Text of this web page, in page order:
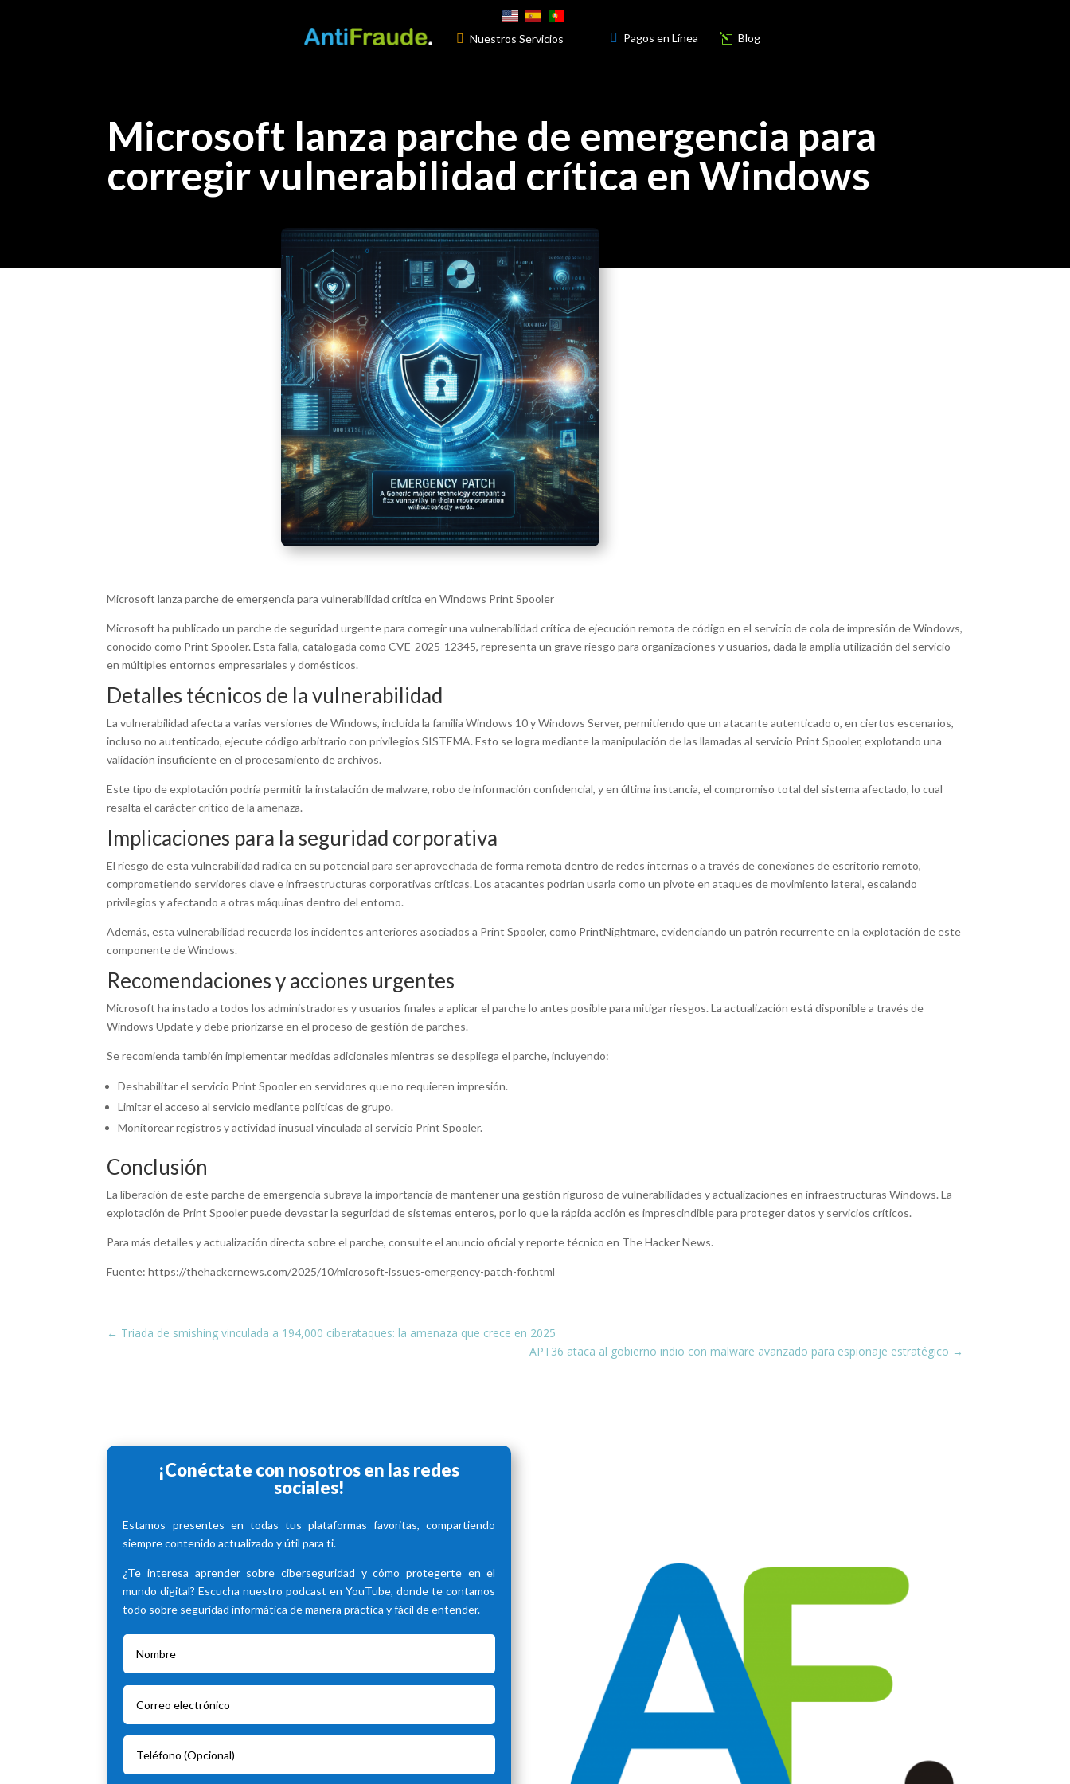
 Nuestros Servicios  Pagos en Línea l Blog
Microsoft lanza parche de emergencia para
corregir vulnerabilidad crítica en Windows
Microsoft lanza parche de emergencia para vulnerabilidad crítica en Windows Print Spooler
Microsoft ha publicado un parche de seguridad urgente para corregir una vulnerabilidad crítica de ejecución remota de código en el servicio de cola de impresión de Windows,
conocido como Print Spooler. Esta falla, catalogada como CVE-2025-12345, representa un grave riesgo para organizaciones y usuarios, dada la amplia utilización del servicio
en múltiples entornos empresariales y domésticos.
Detalles técnicos de la vulnerabilidad
La vulnerabilidad afecta a varias versiones de Windows, incluida la familia Windows 10 y Windows Server, permitiendo que un atacante autenticado o, en ciertos escenarios,
incluso no autenticado, ejecute código arbitrario con privilegios SISTEMA. Esto se logra mediante la manipulación de las llamadas al servicio Print Spooler, explotando una
validación insuficiente en el procesamiento de archivos.
Este tipo de explotación podría permitir la instalación de malware, robo de información confidencial, y en última instancia, el compromiso total del sistema afectado, lo cual
resalta el carácter crítico de la amenaza.
Implicaciones para la seguridad corporativa
El riesgo de esta vulnerabilidad radica en su potencial para ser aprovechada de forma remota dentro de redes internas o a través de conexiones de escritorio remoto,
comprometiendo servidores clave e infraestructuras corporativas críticas. Los atacantes podrían usarla como un pivote en ataques de movimiento lateral, escalando
privilegios y afectando a otras máquinas dentro del entorno.
Además, esta vulnerabilidad recuerda los incidentes anteriores asociados a Print Spooler, como PrintNightmare, evidenciando un patrón recurrente en la explotación de este
componente de Windows.
Recomendaciones y acciones urgentes
Microsoft ha instado a todos los administradores y usuarios finales a aplicar el parche lo antes posible para mitigar riesgos. La actualización está disponible a través de
Windows Update y debe priorizarse en el proceso de gestión de parches.
Se recomienda también implementar medidas adicionales mientras se despliega el parche, incluyendo:
Deshabilitar el servicio Print Spooler en servidores que no requieren impresión.
Limitar el acceso al servicio mediante políticas de grupo.
Monitorear registros y actividad inusual vinculada al servicio Print Spooler.
Conclusión
La liberación de este parche de emergencia subraya la importancia de mantener una gestión riguroso de vulnerabilidades y actualizaciones en infraestructuras Windows. La
explotación de Print Spooler puede devastar la seguridad de sistemas enteros, por lo que la rápida acción es imprescindible para proteger datos y servicios críticos.
Para más detalles y actualización directa sobre el parche, consulte el anuncio oficial y reporte técnico en The Hacker News.
Fuente: https://thehackernews.com/2025/10/microsoft-issues-emergency-patch-for.html
← Triada de smishing vinculada a 194,000 ciberataques: la amenaza que crece en 2025
APT36 ataca al gobierno indio con malware avanzado para espionaje estratégico →
¡Conéctate con nosotros en las redes
sociales!
Estamos presentes en todas tus plataformas favoritas, compartiendo
siempre contenido actualizado y útil para ti.
¿Te interesa aprender sobre ciberseguridad y cómo protegerte en el
mundo digital? Escucha nuestro podcast en YouTube, donde te contamos
todo sobre seguridad informática de manera práctica y fácil de entender.